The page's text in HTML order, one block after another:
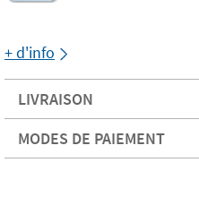
+ d'info
LIVRAISON
MODES DE PAIEMENT